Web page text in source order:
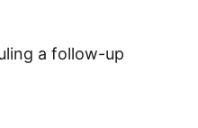
a follow-up